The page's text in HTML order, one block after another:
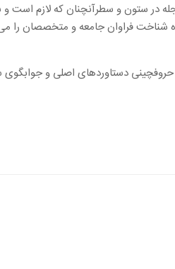
در ستون و سطرآنچنان که لازم است و
شناخت فراوان جامعه و متخصصان را می
دستاوردهای اصلی و جوابگوی